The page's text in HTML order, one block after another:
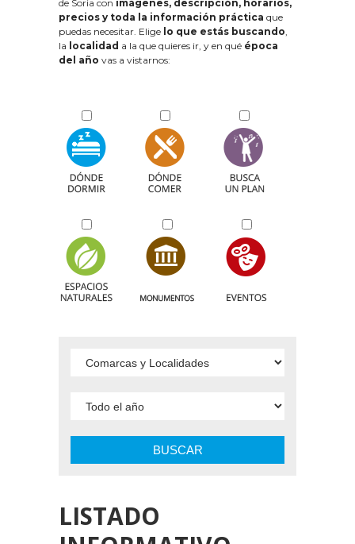
de Soria con imágenes, descripción, horarios,
precios y toda la información práctica que
puedas necesitar. Elige lo que estás buscando,
la localidad a la que quieres ir, y en qué época
del año vas a vistarnos:
BUSCAR
LISTADO